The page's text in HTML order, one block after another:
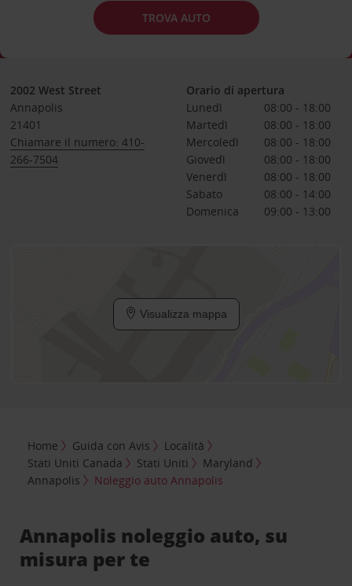
TROVA AUTO
2002 West Street
Annapolis
21401
Chiamare il numero: 410-
266-7504
Orario di apertura
Lunedì
08:00 - 18:00
Martedì
08:00 - 18:00
Mercoledì
08:00 - 18:00
Giovedì
08:00 - 18:00
Venerdì
08:00 - 18:00
Sabato
08:00 - 14:00
Domenica
09:00 - 13:00
Visualizza mappa
Home Guida con Avis
Località
Stati Uniti Canada
Stati Uniti
Maryland
Annapolis
Noleggio auto Annapolis
Annapolis noleggio auto, su
misura per te